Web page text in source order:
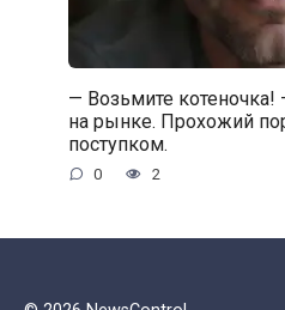
— Возьмите
на рынке. Прохожий
поступком.
0 2